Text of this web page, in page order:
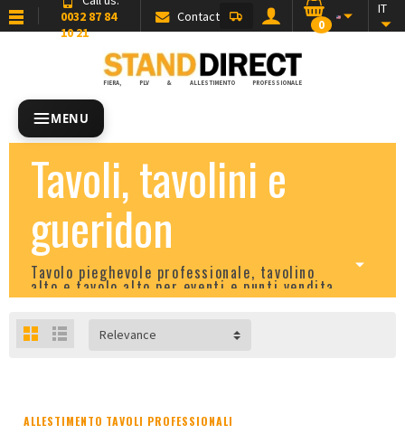
0032 87 84
10 21
Contact IT
0
FIERA, PLV & ALLESTIMENTO PROFESSIONALE
MENU
Tavoli, tavolini e
gueridon
Tavolo pieghevole professionale, tavolino
alto e tavolo alto per eventi e punti vendita
Relevance
ALLESTIMENTO TAVOLI PROFESSIONALI